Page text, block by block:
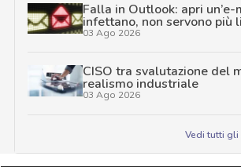
Falla in Outlook: apri un’e-
infettano, non servono più
03 Ago 2026
CISO tra svalutazione del
realismo industriale
03 Ago 2026
Vedi tutti